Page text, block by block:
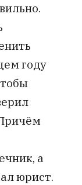
году
а
юрист.